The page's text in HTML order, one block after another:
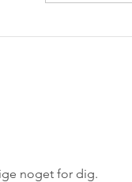
noget for dig.